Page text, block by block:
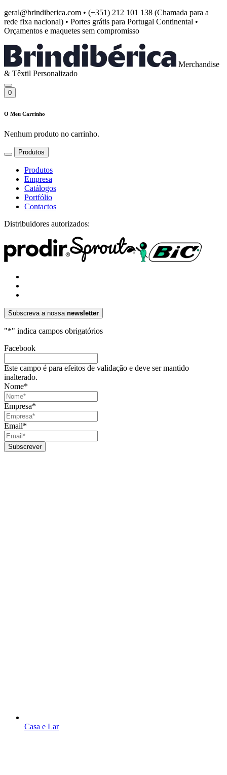
geral@brindiberica.com • (+351) 212 101 138 (Chamada para a
rede fixa nacional) • Portes grátis para Portugal Continental •
Orçamentos e maquetes sem compromisso
Merchandise
& Têxtil Personalizado
0
O Meu Carrinho
Nenhum produto no carrinho.
Produtos
Produtos
Empresa
Catálogos
Portfólio
Contactos
Distribuidores autorizados:
Subscreva a nossa newsletter
"*" indica campos obrigatórios
Facebook
Este campo é para efeitos de validação e deve ser mantido
inalterado.
Nome*
Empresa*
Email*
Casa e Lar